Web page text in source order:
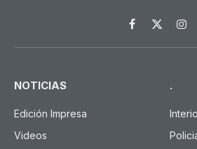
Facebook
X
(Twitter)
NOTICIAS
Edición Impresa
Videos
.